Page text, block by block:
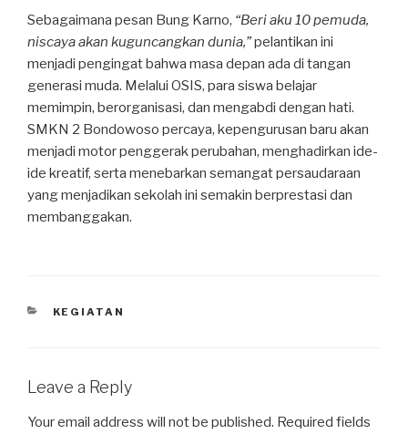
Sebagaimana pesan Bung Karno, “Beri aku 10 pemuda,
niscaya akan kuguncangkan dunia,”pelantikan ini
menjadi pengingat bahwa masa depan ada di tangan
generasi muda. Melalui OSIS, para siswa belajar
memimpin, berorganisasi, dan mengabdi dengan hati.
SMKN 2 Bondowoso percaya, kepengurusan baru akan
menjadi motor penggerak perubahan, menghadirkan ide-
ide kreatif, serta menebarkan semangat persaudaraan
yang menjadikan sekolah ini semakin berprestasi dan
membanggakan.
KEGIATAN
Leave a Reply
Your email address will not be published. Required fields